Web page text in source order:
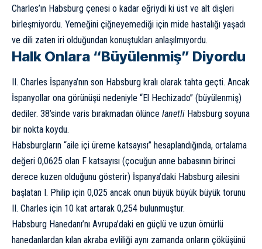
Charles’ın Habsburg çenesi o kadar eğriydi ki üst ve alt dişleri
birleşmiyordu. Yemeğini çiğneyemediği için mide hastalığı yaşadı
ve dili zaten iri olduğundan konuştukları anlaşılmıyordu.
Halk Onlara “Büyülenmiş” Diyordu
II. Charles İspanya’nın son Habsburg kralı olarak tahta geçti. Ancak
İspanyollar ona görünüşü nedeniyle “El Hechizado” (büyülenmiş)
dediler. 38’sinde varis bırakmadan ölünce lanetli Habsburg soyuna
bir nokta koydu.
Habsburgların “aile içi üreme katsayısı” hesaplandığında, ortalama
değeri 0,0625 olan F katsayısı (çocuğun anne babasının birinci
derece kuzen olduğunu gösterir) İspanya’daki Habsburg ailesini
başlatan I. Philip için 0,025 ancak onun büyük büyük büyük torunu
II. Charles için 10 kat artarak 0,254 bulunmuştur.
Habsburg Hanedanı’nı Avrupa’daki en güçlü ve uzun ömürlü
hanedanlardan kılan akraba evliliği aynı zamanda onların çöküşünü